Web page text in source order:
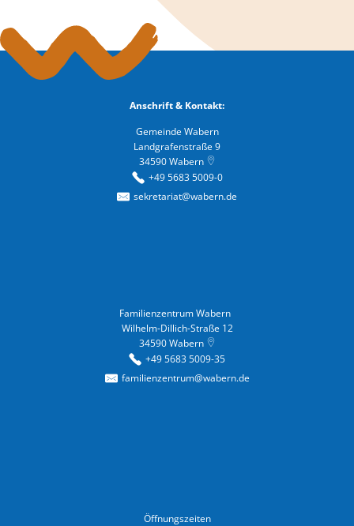
Anschrift & Kontakt:
Gemeinde Wabern
Landgrafenstraße 9
34590 Wabern
+49 5683 5009-0
sekretariat@wabern.de
Familienzentrum Wabern
Wilhelm-Dillich-Straße 12
34590 Wabern
+49 5683 5009-35
familienzentrum@wabern.de
Öffnungszeiten